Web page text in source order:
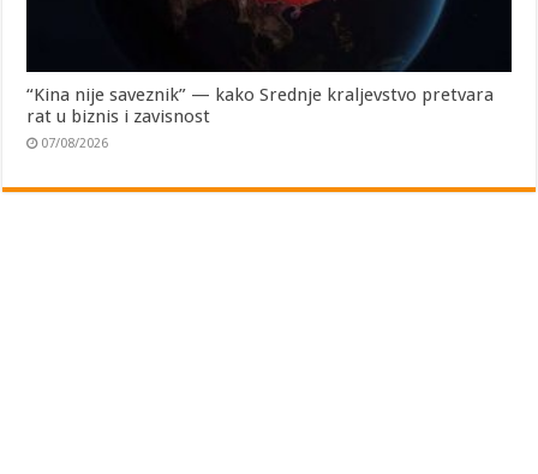
“Kina nije saveznik” — kako Srednje kraljevstvo pretvara
rat u biznis i zavisnost
07/08/2026